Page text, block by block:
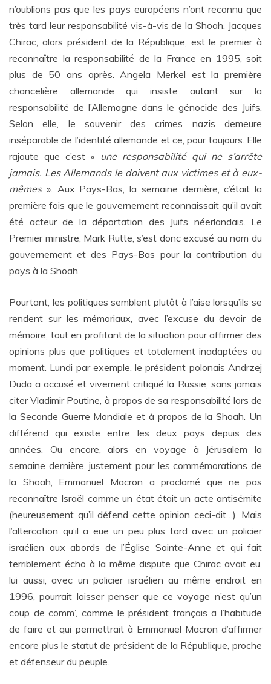
n’oublions pas que les pays européens n’ont reconnu que
très tard leur responsabilité vis-à-vis de la Shoah. Jacques
Chirac, alors président de la République, est le premier à
reconnaître la responsabilité de la France en 1995, soit
plus de 50 ans après. Angela Merkel est la première
chancelière allemande qui insiste autant sur la
responsabilité de l’Allemagne dans le génocide des Juifs.
Selon elle, le souvenir des crimes nazis demeure
inséparable de l’identité allemande et ce, pour toujours. Elle
rajoute que c’est « une responsabilité qui ne s’arrête
jamais. Les Allemands le doivent aux victimes et à eux-
mêmes». Aux Pays-Bas, la semaine dernière, c’était la
première fois que le gouvernement reconnaissait qu’il avait
été acteur de la déportation des Juifs néerlandais. Le
Premier ministre, Mark Rutte, s’est donc excusé au nom du
gouvernement et des Pays-Bas pour la contribution du
pays à la Shoah.
Pourtant, les politiques semblent plutôt à l’aise lorsqu’ils se
rendent sur les mémoriaux, avec l’excuse du devoir de
mémoire, tout en profitant de la situation pour affirmer des
opinions plus que politiques et totalement inadaptées au
moment. Lundi par exemple, le président polonais Andrzej
Duda a accusé et vivement critiqué la Russie, sans jamais
citer Vladimir Poutine, à propos de sa responsabilité lors de
la Seconde Guerre Mondiale et à propos de la Shoah. Un
différend qui existe entre les deux pays depuis des
années. Ou encore, alors en voyage à Jérusalem la
semaine dernière, justement pour les commémorations de
la Shoah, Emmanuel Macron a proclamé que ne pas
reconnaître Israël comme un état était un acte antisémite
(heureusement qu’il défend cette opinion ceci-dit…). Mais
l’altercation qu’il a eue un peu plus tard avec un policier
israélien aux abords de l’Église Sainte-Anne et qui fait
terriblement écho à la même dispute que Chirac avait eu,
lui aussi, avec un policier israélien au même endroit en
1996, pourrait laisser penser que ce voyage n’est qu’un
coup de comm’, comme le président français a l’habitude
de faire et qui permettrait à Emmanuel Macron d’affirmer
encore plus le statut de président de la République, proche
et défenseur du peuple.